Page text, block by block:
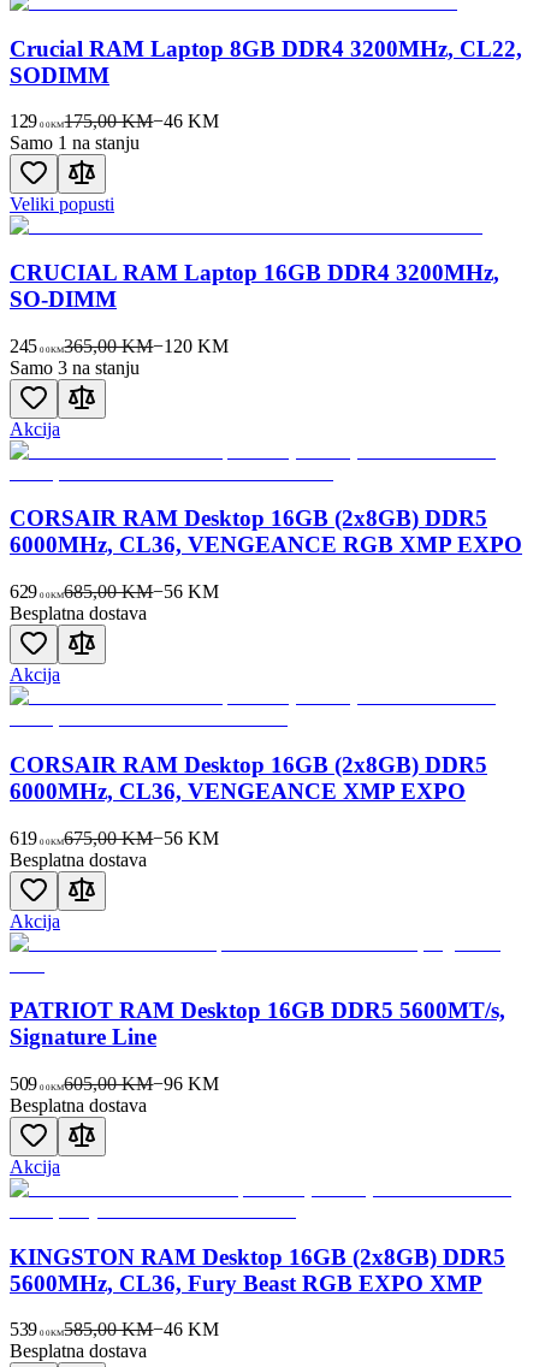
Crucial RAM Laptop 8GB DDR4 3200MHz, CL22,
SODIMM
129 00KM175,00 KM−46 KM
Samo 1 na stanju
Veliki popusti
CRUCIAL RAM Laptop 16GB DDR4 3200MHz,
SO-DIMM
245 00KM365,00 KM−120 KM
Samo 3 na stanju
Akcija
CORSAIR RAM Desktop 16GB (2x8GB) DDR5
6000MHz, CL36, VENGEANCE RGB XMP EXPO
629 00KM685,00 KM−56 KM
Besplatna dostava
Akcija
CORSAIR RAM Desktop 16GB (2x8GB) DDR5
6000MHz, CL36, VENGEANCE XMP EXPO
619 00KM675,00 KM−56 KM
Besplatna dostava
Akcija
PATRIOT RAM Desktop 16GB DDR5 5600MT/s,
Signature Line
509 00KM605,00 KM−96 KM
Besplatna dostava
Akcija
KINGSTON RAM Desktop 16GB (2x8GB) DDR5
5600MHz, CL36, Fury Beast RGB EXPO XMP
539 00KM585,00 KM−46 KM
Besplatna dostava